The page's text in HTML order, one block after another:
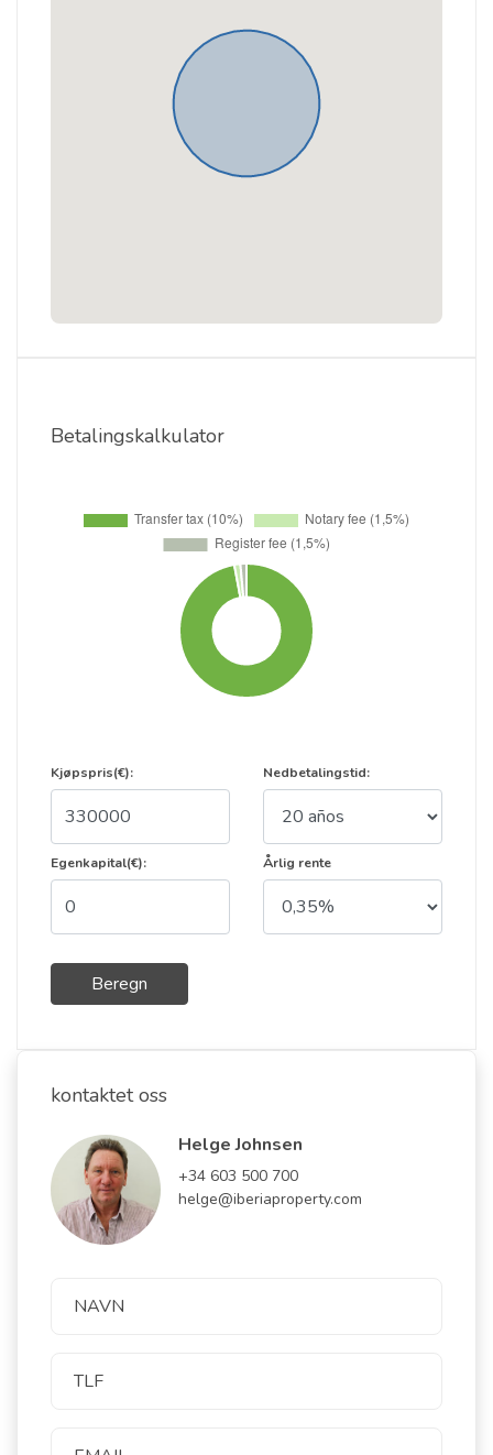
Betalingskalkulator
Kjøpspris(€):
Egenkapital(€):
Beregn
Nedbetalingstid:
Årlig rente
kontaktet oss
Helge Johnsen
+34 603 500 700
helge@iberiaproperty.com